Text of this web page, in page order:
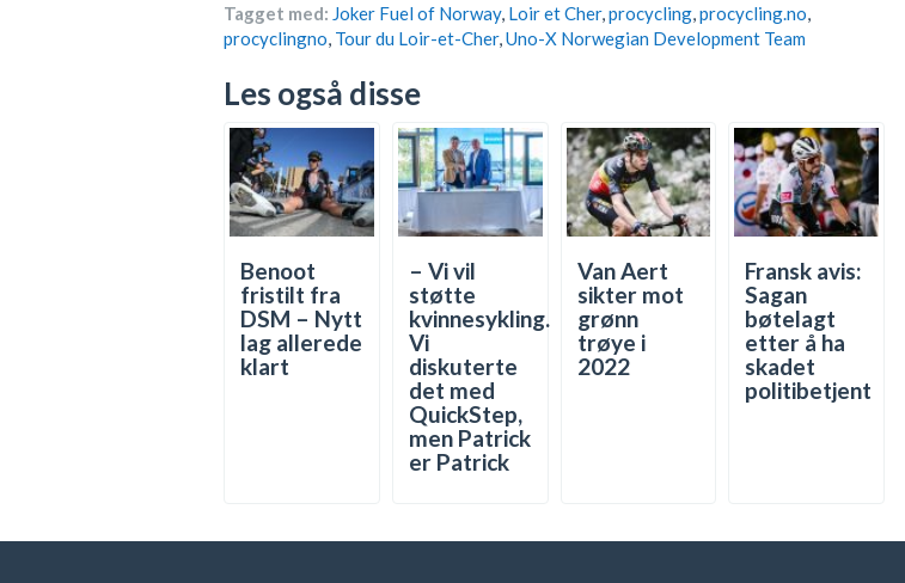
Tagget med: Joker Fuel of Norway, Loir et Cher,procycling,procycling.no,
procyclingno, Tour du Loir-et-Cher,Uno-X Norwegian Development Team
Les også disse
Benoot
fristilt fra
DSM – Nytt
lag allerede
klart
– Vi vil
støtte
kvinnesykling.
Vi
diskuterte
det med
QuickStep,
men Patrick
er Patrick
Van Aert
sikter mot
grønn
trøye i
2022
Fransk avis:
Sagan
bøtelagt
etter å ha
skadet
politibetjent